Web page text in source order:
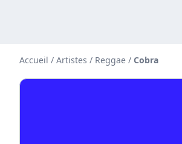
Accueil / Artistes / Reggae / Cobra